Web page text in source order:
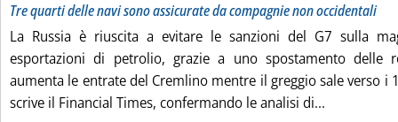
Tre quarti delle navi sono assicurate da compagnie non occidentali
La Russia è riuscita a evitare le sanzioni del G7 sulla
esportazioni di petrolio, grazie a uno spostamento delle
aumenta le entrate del Cremlino mentre il greggio sale verso i
scrive il Financial Times, confermando le analisi di...